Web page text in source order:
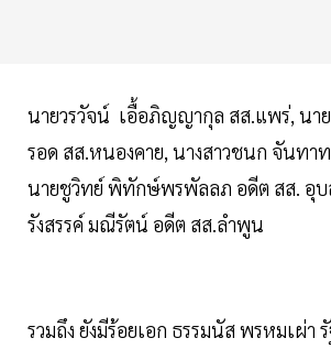
นายวรวัจน์ เอื้อภิญญากุล สส.แพร่, นา
รอด สส.หนองคาย, นางสาวชนก จันทา
นายชูวิทย์ พิทักษ์พรพัลลภ อดีต สส. อุบ
รังสรรค์ มณีรัตน์ อดีต สส.ลำพูน
รวมถึง ยังมีร้อยเอก ธรรมนัส พรหมเผ่า